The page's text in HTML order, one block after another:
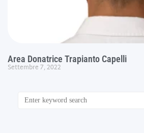
Area Donatrice Trapianto Capelli
Settembre 7, 2022